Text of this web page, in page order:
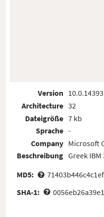
Version
Architecture
Dateigröße
Sprache
Company
Beschreibung
32
7 kb
-
Microsoft
Greek
MD5:
SHA-1: